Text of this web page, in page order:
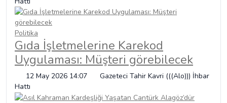
Politika
Gıda İşletmelerine Karekod
Uygulaması: Müşteri görebilecek
12 May 2026 14:07
Gazeteci Tahir Kavri (((Alo))) İhbar
Hattı